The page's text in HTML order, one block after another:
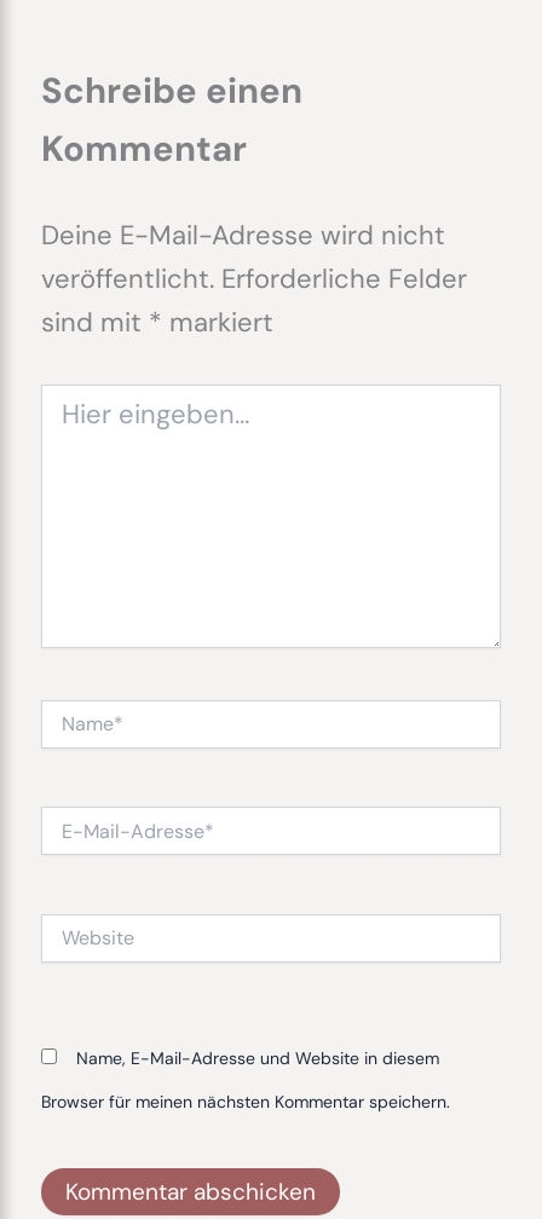
Schreibe einen
Kommentar
Deine E-Mail-Adresse wird nicht
veröffentlicht. Erforderliche Felder
sind mit * markiert
eingeben…
Mail-
Website
Name, E-Mail-Adresse und Website in diesem
Browser für meinen nächsten Kommentar speichern.